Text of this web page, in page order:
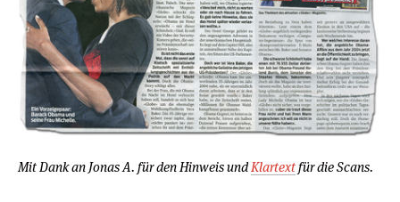
Mit Dank an Jonas A. für den Hinweis undKlartextfür die Scans.